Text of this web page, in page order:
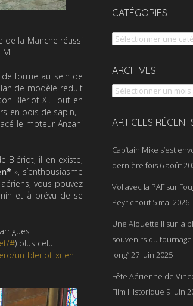
de la Manche réussi
de forme au sein de
de modèle réduit
Blériot XI. Tout en
en bois de sapin, il
le moteur Anzani
Blériot, il en existe,
», s’enthousiasme
vous pouvez
et à prévu de se
#) plus celui
un-bleriot-xi-en-
CATÉGORIES
Catégories
ARCHIVES
Archives
ARTICLES
Cap’tain Mike s’est
dernière fois 6 août
Vol avec la PAF sur
Peyrichout 5 mai 2026
Une Alouette II sur la
souvenirs du tournage
long”27 juin 2025
Fête Aérienne de
Film Historique 9 juin